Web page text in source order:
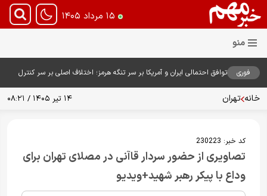
۱۵ مرداد ۱۴۰۵
فوری
توافق احتمالی ایران و آمریکا بر سر تنگه هرمز؛ اختلاف اصلی بر سر کنترل
خانه تهران ۱۴ تیر ۱۴۰۵ / ۰۸:۲۱
کد خبر: 230223
تصاویری از حضور سردار قاآنی در مصلای تهران برای
وداع با پیکر رهبر شهید+ویدیو